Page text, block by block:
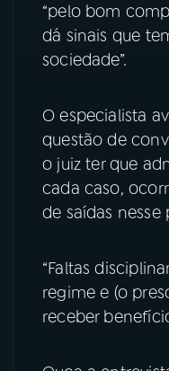
“pelo bom
dá sinais que
sociedade”.
O especialista
questão de
o juiz ter que
cada caso,
de saídas nesse
“Faltas
regime e (o
receber